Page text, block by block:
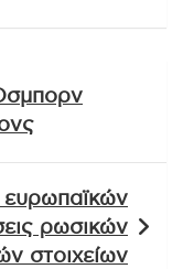
ευρωπαϊκών
ρωσικών
στοιχείων